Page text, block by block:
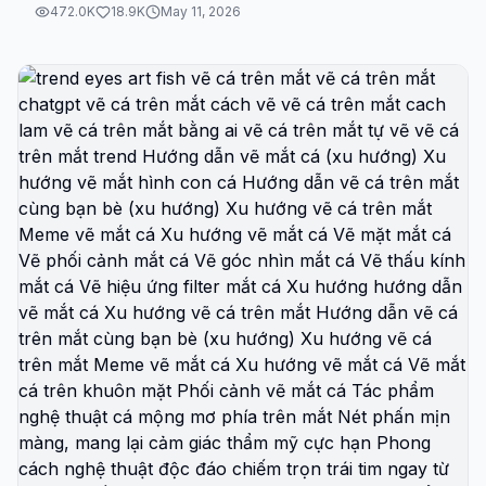
vanesya khi vô tình "lọt vào ống kính" truyền hình
hiện trend bóng chày hàn quốc ai đang cực hot!
Mình sẽ hướng dẫn mọi người cách sử dụng ai
video generator tutorial để biến những bức ảnh tĩnh
thành siêu phẩm ai baseball korea trend. Đây là kỹ
thuật photo to video ai generated tutorial tiên tiến
nhất hiện nay, giúp bạn sở hữu vẻ đẹp của một 야구
장 여신 (nữ thần bóng chày) thực thụ. Trong video
này, mình sẽ giải mã toàn bộ: • Cách lấy baseball ai
prompt chuẩn nhất để tạo hiệu ứng truyền hình trực
tiếp. • Chia sẻ baseball ai prompt korean và
baseball ai video prompt độc quyền giúp nhân vật
tự nhiên, có hồn. • Bí kíp sử dụng ai video
generator free để tối ưu chi phí mà vẫn có chất
lượng 4K. Nếu bạn đang thắc mắc về cách làm
trend bóng chày hàn quốc hay muốn xin korean
baseball ai tutorial text để copy-paste, hãy xem kỹ
472.0K 18.9K May 11, 2026